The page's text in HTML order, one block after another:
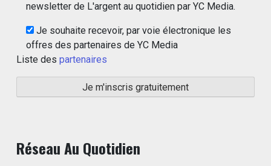
newsletter de L'argent au quotidien par YC Media.
Je souhaite recevoir, par voie électronique les
offres des partenaires de YC Media
Liste des partenaires
Réseau Au Quotidien